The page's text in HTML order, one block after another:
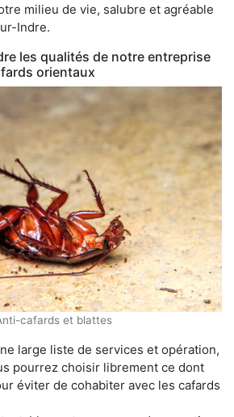
milieu de vie, salubre et agréable
Indre.
les qualités de notre entreprise
orientaux
cafards et blattes
large liste de services et opération,
pourrez choisir librement ce dont
éviter de cohabiter avec les cafards